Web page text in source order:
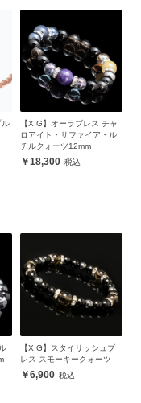
ル
【X.G】オーラブレス チャ
ロアイト・サファイア・ル
チルクォーツ12mm
18,300
【X.G】スタイリッシュブ
レス スモーキークォーツ
6,900